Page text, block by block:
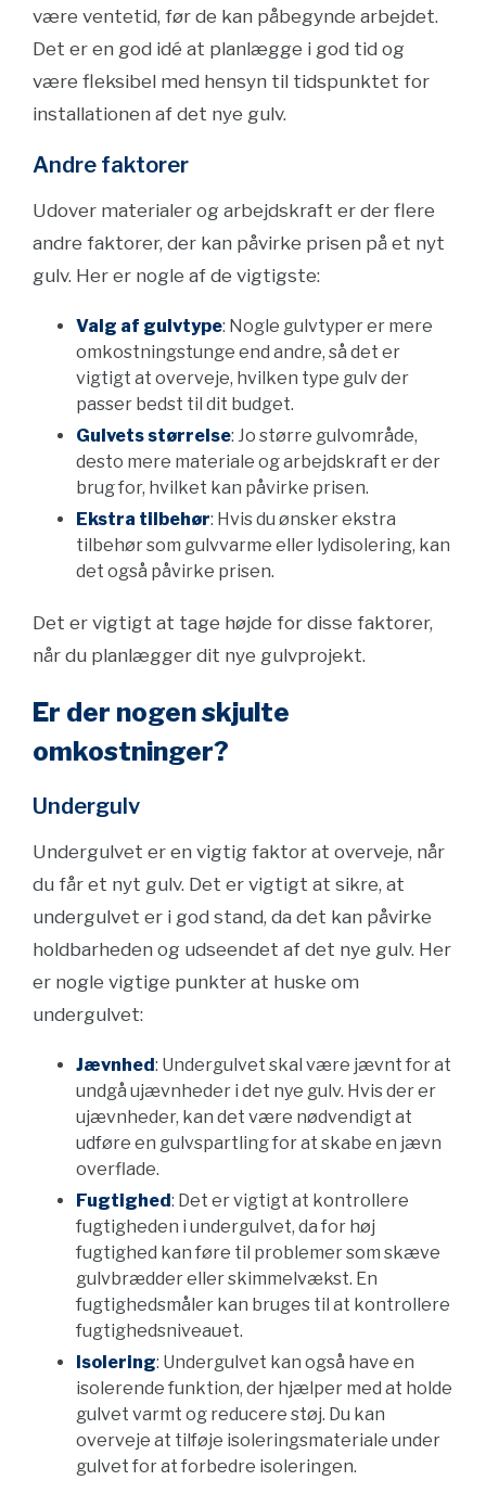
være ventetid, før de kan påbegynde arbejdet.
Det er en god idé at planlægge i god tid og
være fleksibel med hensyn til tidspunktet for
installationen af det nye gulv.
Andre faktorer
Udover materialer og arbejdskraft er der flere
andre faktorer, der kan påvirke prisen på et nyt
gulv. Her er nogle af de vigtigste:
Valg af gulvtype: Nogle gulvtyper er mere
omkostningstunge end andre, så det er
vigtigt at overveje, hvilken type gulv der
passer bedst til dit budget.
Gulvets størrelse: Jo større gulvområde,
desto mere materiale og arbejdskraft er der
brug for, hvilket kan påvirke prisen.
Ekstra tilbehør: Hvis du ønsker ekstra
tilbehør som gulvvarme eller lydisolering, kan
det også påvirke prisen.
Det er vigtigt at tage højde for disse faktorer,
når du planlægger dit nye gulvprojekt.
Er der nogen skjulte
omkostninger?
Undergulv
Undergulvet er en vigtig faktor at overveje, når
du får et nyt gulv. Det er vigtigt at sikre, at
undergulvet er i god stand, da det kan påvirke
holdbarheden og udseendet af det nye gulv. Her
er nogle vigtige punkter at huske om
undergulvet:
Jævnhed: Undergulvet skal være jævnt for at
undgå ujævnheder i det nye gulv. Hvis der er
ujævnheder, kan det være nødvendigt at
udføre en gulvspartling for at skabe en jævn
overflade.
Fugtighed: Det er vigtigt at kontrollere
fugtigheden i undergulvet, da for høj
fugtighed kan føre til problemer som skæve
gulvbrædder eller skimmelvækst. En
fugtighedsmåler kan bruges til at kontrollere
fugtighedsniveauet.
Isolering: Undergulvet kan også have en
isolerende funktion, der hjælper med at holde
gulvet varmt og reducere støj. Du kan
overveje at tilføje isoleringsmateriale under
gulvet for at forbedre isoleringen.